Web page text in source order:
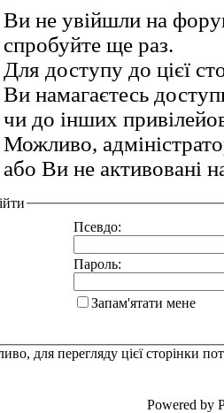
Ви не увійшли на
спробуйте ще раз.
Для доступу до цієї
Ви намагаєтесь
чи до інших
Можливо,
або Ви не активовані
Псевдо:
Пароль:
Запам'ятати мене
для перегляду цієї сторінки
Powered by